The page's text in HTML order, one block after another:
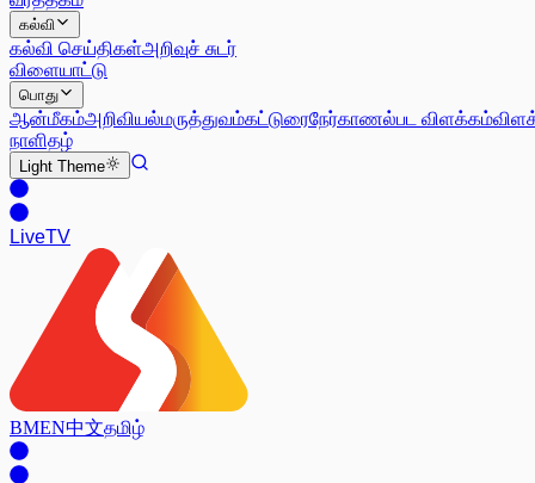
கல்வி
கல்வி செய்திகள்அறிவுச் சுடர்
விளையாட்டு
பொது
ஆன்மீகம்அறிவியல்மருத்துவம்கட்டுரைநேர்காணல்பட விளக்கம்
நாளிதழ்
Light Theme
LiveTV
BMEN中文தமிழ்